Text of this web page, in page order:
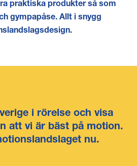
praktiska produkter så som
gympapåse. Allt i snygg
i rörelse och visa
att vi är bäst på motion.
nu.